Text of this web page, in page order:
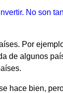
No son
Por
de algunos
hace bien,